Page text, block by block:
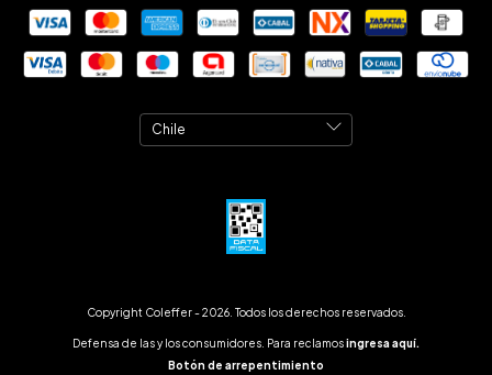
Copyright Coleffer - 2026. Todos los derechos reservados.
Defensa de las y los consumidores. Para reclamosingresa aquí.
Botón de arrepentimiento